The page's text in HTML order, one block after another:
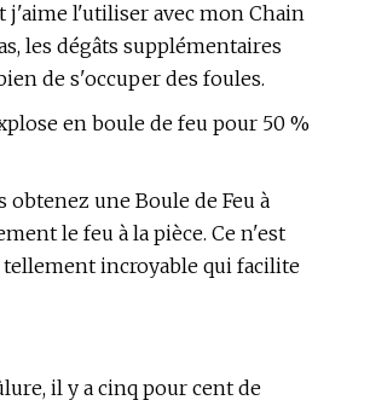
j'aime l'utiliser avec mon Chain
les dégâts supplémentaires
de s'occuper des foules.
en boule de feu pour 50 %
obtenez une Boule de Feu à
le feu à la pièce. Ce n'est
incroyable qui facilite
il y a cinq pour cent de